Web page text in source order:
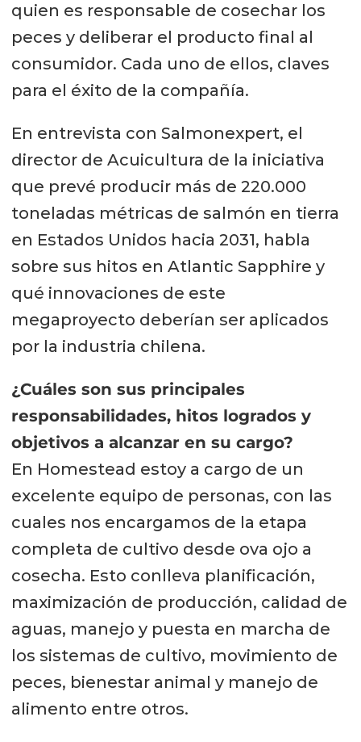
quien es responsable de cosechar los
peces y deliberar el producto final al
consumidor. Cada uno de ellos, claves
para el éxito de la compañía.
En entrevista con Salmonexpert, el
director de Acuicultura de la iniciativa
que prevé producir más de 220.000
toneladas métricas de salmón en tierra
en Estados Unidos hacia 2031, habla
sobre sus hitos en Atlantic Sapphire y
qué innovaciones de este
megaproyecto deberían ser aplicados
por la industria chilena.
¿Cuáles son sus principales
responsabilidades, hitos logrados y
objetivos a alcanzar en su cargo?
En Homestead estoy a cargo de un
excelente equipo de personas, con las
cuales nos encargamos de la etapa
completa de cultivo desde ova ojo a
cosecha. Esto conlleva planificación,
maximización de producción, calidad de
aguas, manejo y puesta en marcha de
los sistemas de cultivo, movimiento de
peces, bienestar animal y manejo de
alimento entre otros.